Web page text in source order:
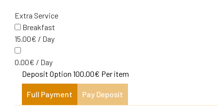
Extra Service
Breakfast
15.00€ / Day
0.00€ / Day
Deposit Option 100.00€ Per item
Full Payment Pay Deposit